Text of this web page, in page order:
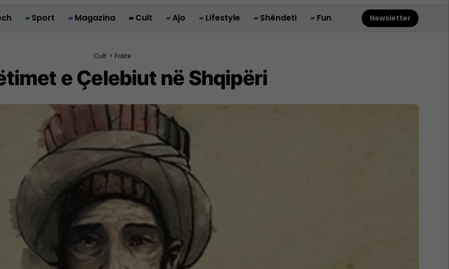
Sport Magazina Cult Ajo Lifestyle Shëndeti Fun Newsletter
Cult > Fakte
e Çelebiut në Shqipëri